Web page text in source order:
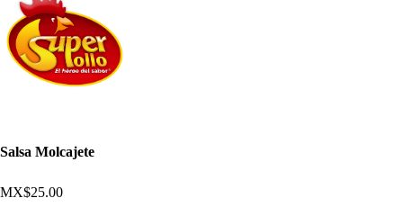
Salsa Molcajete
MX$25.00